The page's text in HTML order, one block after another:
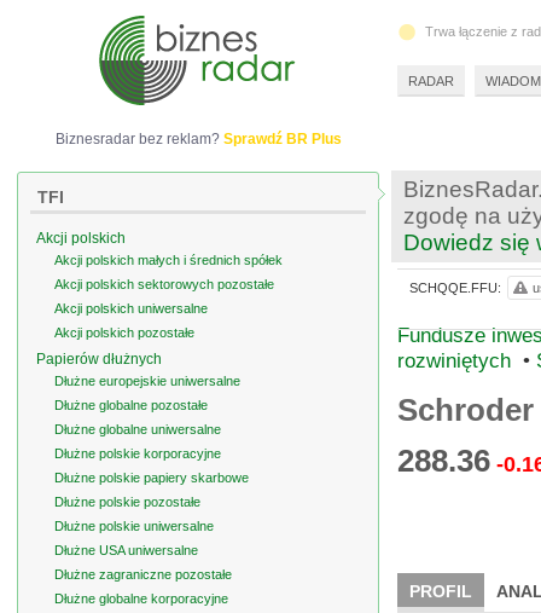
zgodę na
Dowiedz się
Fundusze
rozwiniętych •
Schroder
288.36 -
PROFIL
SCHQQE.FFU:
Biznesradar bez reklam? Sprawdź BR Plus
TFI
Akcji polskich
Akcji polskich małych i średnich spółek
Akcji polskich sektorowych pozostałe
Akcji polskich uniwersalne
Akcji polskich pozostałe
Papierów dłużnych
Dłużne europejskie uniwersalne
Dłużne globalne pozostałe
Dłużne globalne uniwersalne
Dłużne polskie korporacyjne
Dłużne polskie papiery skarbowe
Dłużne polskie pozostałe
Dłużne polskie uniwersalne
Dłużne USA uniwersalne
Dłużne zagraniczne pozostałe
Dłużne globalne korporacyjne
Trwa łączenie z
RADAR